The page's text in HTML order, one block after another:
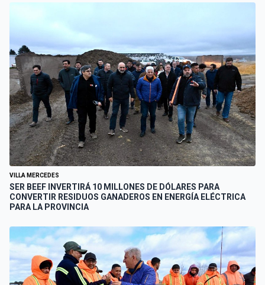
VILLA MERCEDES
SER BEEF INVERTIRÁ 10 MILLONES DE DÓLARES PARA
CONVERTIR RESIDUOS GANADEROS EN ENERGÍA ELÉCTRICA
PARA LA PROVINCIA